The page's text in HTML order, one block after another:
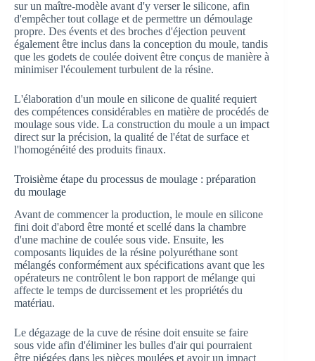
sur un maître-modèle avant d'y verser le silicone, afin
d'empêcher tout collage et de permettre un démoulage
propre. Des évents et des broches d'éjection peuvent
également être inclus dans la conception du moule, tandis
que les godets de coulée doivent être conçus de manière à
minimiser l'écoulement turbulent de la résine.
L'élaboration d'un moule en silicone de qualité requiert
des compétences considérables en matière de procédés de
moulage sous vide. La construction du moule a un impact
direct sur la précision, la qualité de l'état de surface et
l'homogénéité des produits finaux.
Troisième étape du processus de moulage : préparation
du moulage
Avant de commencer la production, le moule en silicone
fini doit d'abord être monté et scellé dans la chambre
d'une machine de coulée sous vide. Ensuite, les
composants liquides de la résine polyuréthane sont
mélangés conformément aux spécifications avant que les
opérateurs ne contrôlent le bon rapport de mélange qui
affecte le temps de durcissement et les propriétés du
matériau.
Le dégazage de la cuve de résine doit ensuite se faire
sous vide afin d'éliminer les bulles d'air qui pourraient
être piégées dans les pièces moulées et avoir un impact